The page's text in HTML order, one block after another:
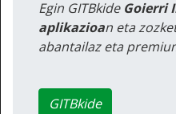
Egin GITBkide Goierri
aplikazioan eta
abantailaz eta
GITBkide